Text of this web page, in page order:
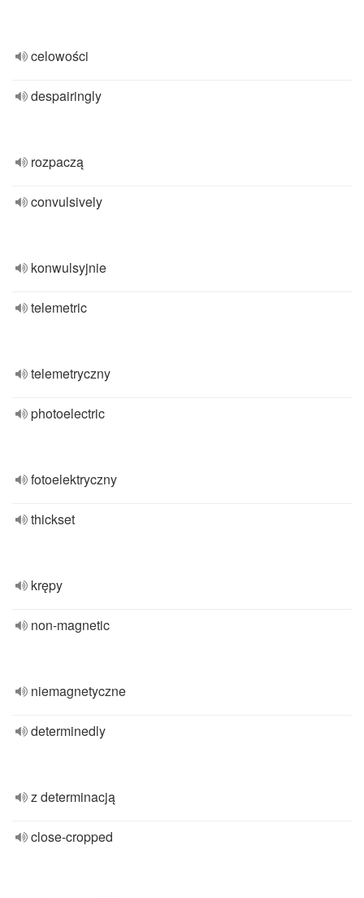
celowości
despairingly
rozpaczą
convulsively
konwulsyjnie
telemetric
telemetryczny
photoelectric
fotoelektryczny
thickset
krępy
non-magnetic
niemagnetyczne
determinedly
z determinacją
close-cropped